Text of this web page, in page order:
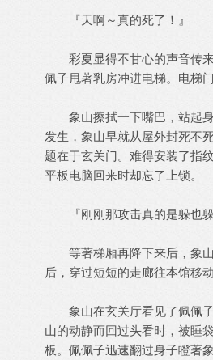
『天啊～真的死了！』
彩夏显得不甘心的声音传来
佩子甩著乳房冲进电梯。电梯
象山擦拭一下嘴巴，站起身
发生，象山早就从屋外封死不
题在于玄关门。难得安装了指
平板电脑回来时却忘了上锁。
『刚刚那攻击真的是躲也躲
等著梯厢再降下来后，象山
后，穿过短短的走廊往本馆移动
象山在玄关厅看见了佩佩子
山的动静而回过头看时，被睡
板。佩佩子迅速翻过身子瞪著